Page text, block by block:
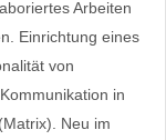
Arbeiten
Einrichtung eines
von
in
Neu im